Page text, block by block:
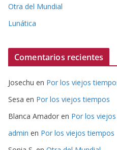
Otra del Mundial
Lunática
Comentarios recientes
Josechu en Por los viejos
Sesa en Por los viejos tiempos
Blanca Amador en Por los
admin en Por los viejos tiempos